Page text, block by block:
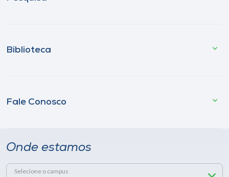
Biblioteca
Fale Conosco
Onde estamos
Selecione o campus